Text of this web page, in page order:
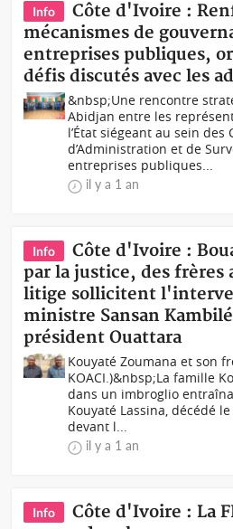
Info
Côte d'Ivoire :
mécanismes de
entreprises publiques,
défis discutés avec les
&nbsp;Une rencontre
Abidjan entre les
l’État siégeant au sein des
d’Administration et de
entreprises publiques...
il y a 1 an
Info
Côte d'Ivoire :
par la justice, des frères
litige sollicitent
ministre Sansan
président Ouattara
Kouyaté Zoumana et son
KOACI.)&nbsp;La famille
dans un imbroglio
Kouyaté Lassina, décédé
devant l...
il y a 1 an
Info
Côte d'Ivoire : La